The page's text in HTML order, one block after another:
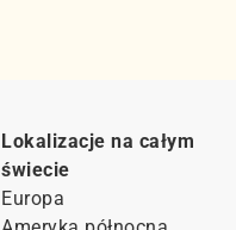
Lokalizacje na całym
świecie
Europa